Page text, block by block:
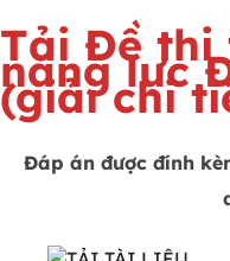
Tải Đề thi
năng lực
(giải chi
Đáp án được đính